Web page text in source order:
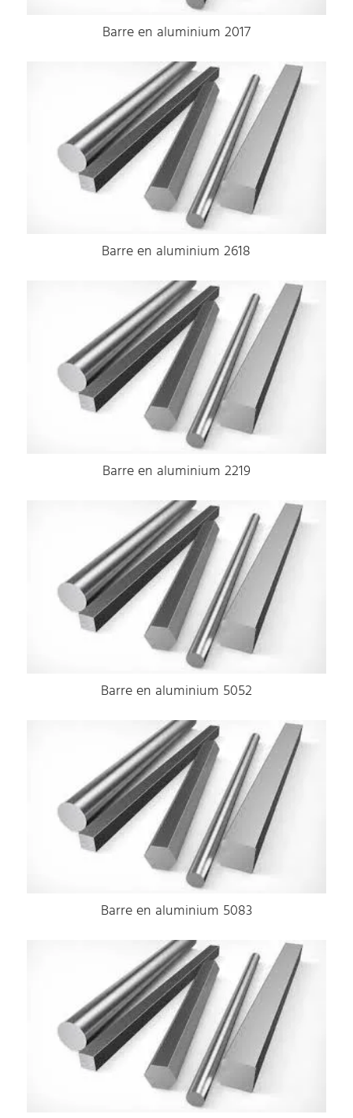
Barre en aluminium 2017
Barre en aluminium 2618
Barre en aluminium 2219
Barre en aluminium 5052
Barre en aluminium 5083